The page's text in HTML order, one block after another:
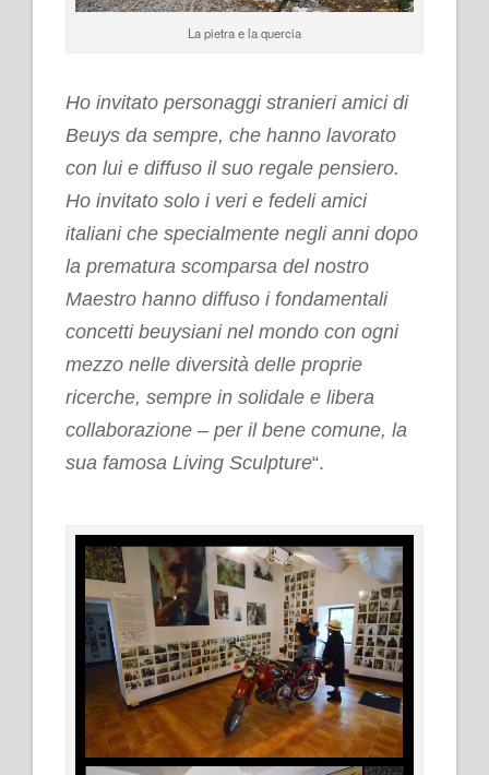
La pietra e la quercia
Ho invitato personaggi stranieri amici di
Beuys da sempre, che hanno lavorato
con lui e diffuso il suo regale pensiero.
Ho invitato solo i veri e fedeli amici
italiani che specialmente negli anni dopo
la prematura scomparsa del nostro
Maestro hanno diffuso i fondamentali
concetti beuysiani nel mondo con ogni
mezzo nelle diversità delle proprie
ricerche, sempre in solidale e libera
collaborazione – per il bene comune, la
sua famosa Living Sculpture“.